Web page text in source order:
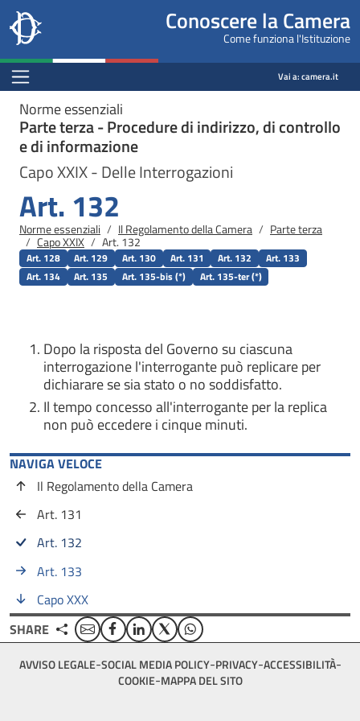
Salta al contenuto principale
Salta al menu di navigazione
Site
header
block
Camera dei deputati
Conoscere la Camera
Come funziona l'Istituzione
Menu Bar block Vai a:camera.it
Norme essenziali
Parte terza - Procedure di indirizzo, di controllo
e di informazione
Capo XXIX - Delle Interrogazioni
Art. 132
Briciole di pane
Norme essenziali Il Regolamento della Camera Parte terza
Capo XXIX Art. 132
Art. 128 Art. 129 Art. 130 Art. 131 Art. 132
Art. 133
Art. 134
Art. 135 Art. 135-bis (*) Art. 135-ter (*)
Dopo la risposta del Governo su ciascuna
interrogazione l'interrogante può replicare per
dichiarare se sia stato o no soddisfatto.
Il tempo concesso all'interrogante per la replica
non può eccedere i cinque minuti.
NAVIGA VELOCE
Il Regolamento della Camera
Art. 131
Art. 132
Art. 133
Capo XXX
SHARE
EmailFacebook
Linkedin
TwitterWhatsApp
Footer
bottom
AVVISO LEGALE SOCIAL MEDIA POLICY PRIVACY ACCESSIBILITÀ
COOKIE MAPPA DEL SITO
Fine pagina
Salta al contenuto principale
Salta al menu di navigazione
Vai a inizio pagina